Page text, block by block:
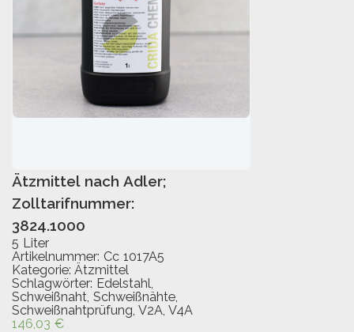
IN DEN WARENKORB
Ätzmittel nach Adler;
Zolltarifnummer:
3824.1000
5 Liter
Artikelnummer: Cc 1017A5
Kategorie: Ätzmittel
Schlagwörter: Edelstahl
Schweißnaht Schweißnähte
Schweißnahtprüfung V2A V4A
146,03 €